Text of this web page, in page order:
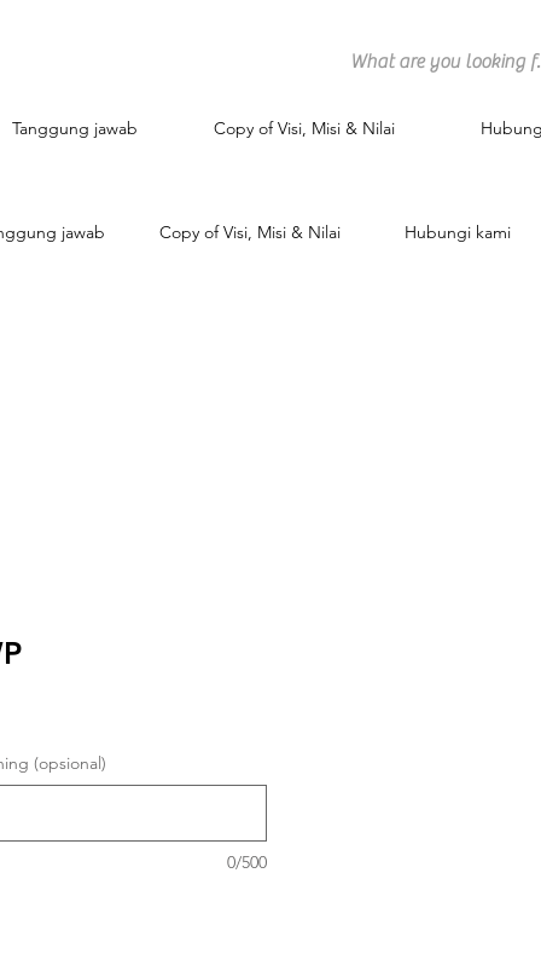
jawab Copy of Visi, Misi & Nilai Hubungi kami
Tanggung jawab Copy of Visi, Misi & Nilai
(opsional)
0/500